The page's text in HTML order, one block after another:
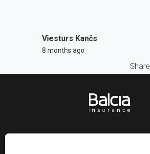
Viesturs Kančs
8 months ago